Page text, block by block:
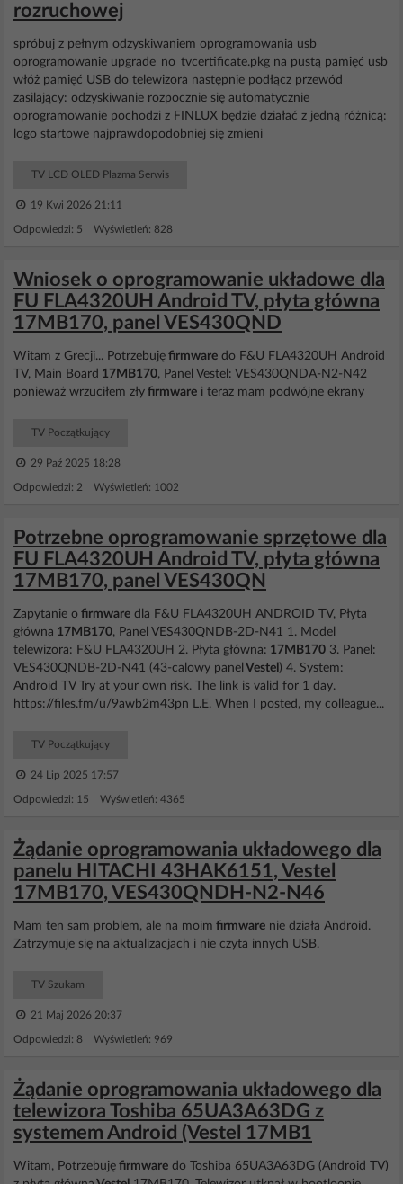
rozruchowej
spróbuj z pełnym odzyskiwaniem oprogramowania usb
oprogramowanie upgrade_no_tvcertificate.pkg na pustą pamięć usb
włóż pamięć USB do telewizora następnie podłącz przewód
zasilający: odzyskiwanie rozpocznie się automatycznie
oprogramowanie pochodzi z FINLUX będzie działać z jedną różnicą:
logo startowe najprawdopodobniej się zmieni
TV LCD OLED Plazma Serwis
19 Kwi 2026 21:11
Odpowiedzi: 5 Wyświetleń: 828
Wniosek o oprogramowanie układowe dla
FU FLA4320UH Android TV, płyta główna
17MB170, panel VES430QND
Witam z Grecji... Potrzebuję firmware do F&U FLA4320UH Android
TV, Main Board 17MB170, Panel Vestel: VES430QNDA-N2-N42
ponieważ wrzuciłem zły firmware i teraz mam podwójne ekrany
TV Początkujący
29 Paź 2025 18:28
Odpowiedzi: 2 Wyświetleń: 1002
Potrzebne oprogramowanie sprzętowe dla
FU FLA4320UH Android TV, płyta główna
17MB170, panel VES430QN
Zapytanie o firmware dla F&U FLA4320UH ANDROID TV, Płyta
główna 17MB170, Panel VES430QNDB-2D-N41 1. Model
telewizora: F&U FLA4320UH 2. Płyta główna: 17MB170 3. Panel:
VES430QNDB-2D-N41 (43-calowy panel Vestel ) 4. System:
Android TV Try at your own risk. The link is valid for 1 day.
https://files.fm/u/9awb2m43pn L.E. When I posted, my colleague...
TV Początkujący
24 Lip 2025 17:57
Odpowiedzi: 15 Wyświetleń: 4365
Żądanie oprogramowania układowego dla
panelu HITACHI 43HAK6151, Vestel
17MB170, VES430QNDH-N2-N46
Mam ten sam problem, ale na moim firmware nie działa Android.
Zatrzymuje się na aktualizacjach i nie czyta innych USB.
TV Szukam
21 Maj 2026 20:37
Odpowiedzi: 8 Wyświetleń: 969
Żądanie oprogramowania układowego dla
telewizora Toshiba 65UA3A63DG z
systemem Android (Vestel 17MB1
Witam, Potrzebuję firmware do Toshiba 65UA3A63DG (Android TV)